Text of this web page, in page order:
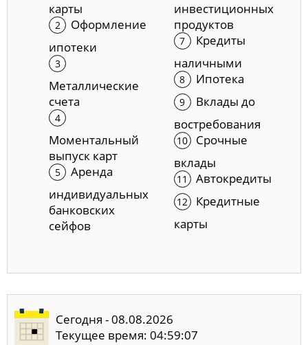
карты
Оформление
ипотеки
Металлические
счета
Моментальный
выпуск карт
Аренда
индивидуальных
банковских
сейфов
инвестиционных
продуктов
Кредиты
наличными
Ипотека
Вклады до
востребования
Срочные
вклады
Автокредиты
Кредитные
карты
Сегодня - 08.08.2026
Текущее время: 04:59:08